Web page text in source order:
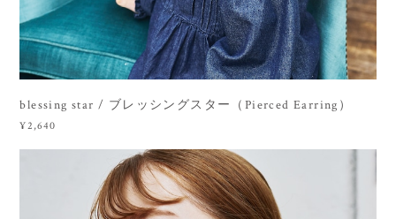
blessing star / ブレッシングスター（Pierced Earring）
¥2,640